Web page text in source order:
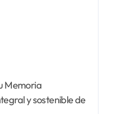
Memoria
y sostenible de